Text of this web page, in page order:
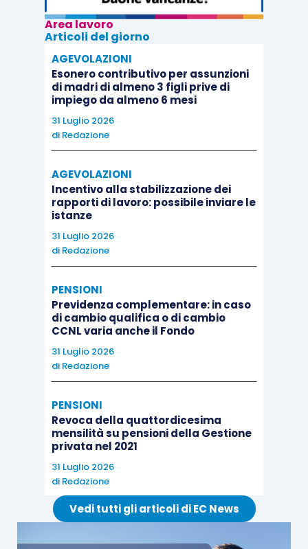
Area lavoro
Articoli del giorno
AGEVOLAZIONI
Esonero contributivo per assunzioni
di madri di almeno 3 figli prive di
impiego da almeno 6 mesi
31 Luglio 2026
di Redazione
AGEVOLAZIONI
Incentivo alla stabilizzazione dei
rapporti di lavoro: possibile inviare le
istanze
31 Luglio 2026
di Redazione
PENSIONI
Previdenza complementare: in caso
di cambio qualifica o di cambio
CCNL varia anche il Fondo
31 Luglio 2026
di Redazione
PENSIONI
Revoca della quattordicesima
mensilità su pensioni della Gestione
privata nel 2021
31 Luglio 2026
di Redazione
Vedi tutti gli articoli di EC News